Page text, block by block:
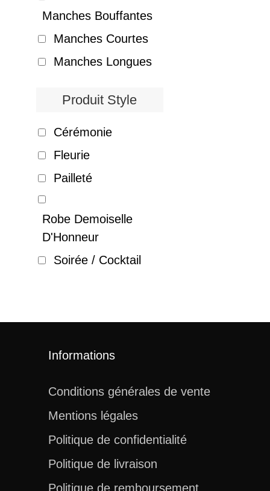
Manches Bouffantes
Manches Courtes
Manches Longues
Produit Style
Cérémonie
Fleurie
Pailleté
Robe Demoiselle
D'Honneur
Soirée / Cocktail
Informations
Conditions générales de vente
Mentions légales
Politique de confidentialité
Politique de livraison
Politique de remboursement